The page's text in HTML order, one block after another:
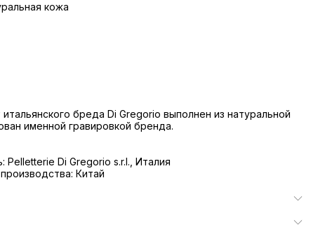
кожа
бреда Di Gregorio выполнен из натуральной
именной гравировкой бренда.
Pelletterie Di Gregorio s.r.l., Италия
Китай